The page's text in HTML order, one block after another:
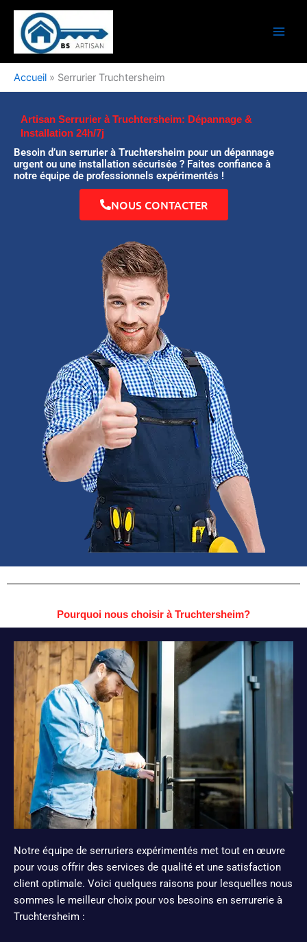
Aller
contenu
Accueil » Serrurier Truchtersheim
Artisan Serrurier à Truchtersheim: Dépannage &
Installation 24h/7j
Besoin d’un serrurier à Truchtersheim pour un dépannage
urgent ou une installation sécurisée ? Faites confiance à
notre équipe de professionnels expérimentés !
NOUS CONTACTER
Pourquoi nous choisir à Truchtersheim?
Notre équipe de serruriers expérimentés met tout en œuvre
pour vous offrir des services de qualité et une satisfaction
client optimale. Voici quelques raisons pour lesquelles nous
sommes le meilleur choix pour vos besoins en serrurerie à
Truchtersheim :